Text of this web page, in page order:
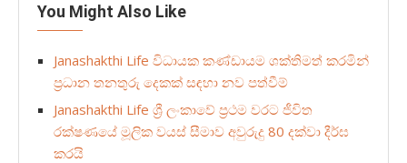
You Might Also Like
Janashakthi Life විධායක කණ්ඩායම ශක්තිමත් කරමින්
ප්‍රධාන තනතුරු දෙකක් සඳහා නව පත්වීම්
Janashakthi Life ශ්‍රී ලංකාවේ ප්‍රථම වරට ජීවිත
රක්ෂණයේ මූලික වයස් සීමාව අවුරුදු 80 දක්වා දීර්ඝ
කරයි